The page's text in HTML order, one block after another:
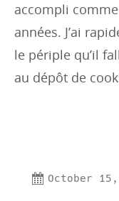
accompli
années. J’ai
le périple qu’il
au dépôt de
October